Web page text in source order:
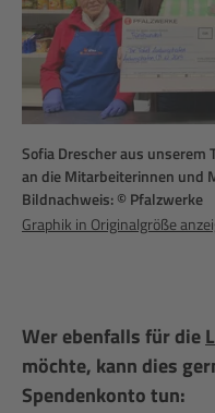
Sofia Drescher aus unserem
an die Mitarbeiterinnen und
Bildnachweis: © Pfalzwerke
Graphik in Originalgröße
Wer ebenfalls für die
möchte, kann dies
Spendenkonto tun: